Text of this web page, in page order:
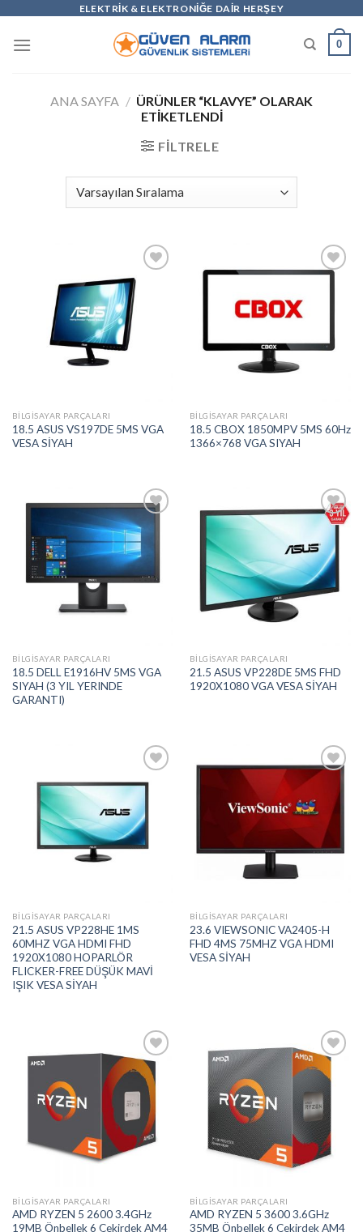
content
ELEKTRİK & ELEKTRONİĞE DAİR HERŞEY
0
ANA SAYFA / ÜRÜNLER “KLAVYE” OLARAK
ETIKETLENDI
FILTRELE
BILGISAYAR PARÇALARI
18.5 ASUS VS197DE 5MS VGA
VESA SİYAH
BILGISAYAR PARÇALARI
18.5 CBOX 1850MPV 5MS 60Hz
1366×768 VGA SIYAH
Add to
wishlist
BILGISAYAR PARÇALARI
18.5 DELL E1916HV 5MS VGA
SIYAH (3 YIL YERINDE
GARANTI)
Add to
wishlist
BILGISAYAR PARÇALARI
21.5 ASUS VP228DE 5MS FHD
1920X1080 VGA VESA SİYAH
Add to
wishlist
BILGISAYAR PARÇALARI
21.5 ASUS VP228HE 1MS
60MHZ VGA HDMI FHD
1920X1080 HOPARLÖR
FLICKER-FREE DÜŞÜK MAVİ
IŞIK VESA SİYAH
Add to
wishlist
BILGISAYAR PARÇALARI
23.6 VIEWSONIC VA2405-H
FHD 4MS 75MHZ VGA HDMI
VESA SİYAH
Add to
wishlist
BILGISAYAR PARÇALARI
AMD RYZEN 5 2600 3.4GHz
19MB Önbellek 6 Çekirdek AM4
Add to
wishlist
BILGISAYAR PARÇALARI
AMD RYZEN 5 3600 3.6GHz
35MB Önbellek 6 Çekirdek AM4